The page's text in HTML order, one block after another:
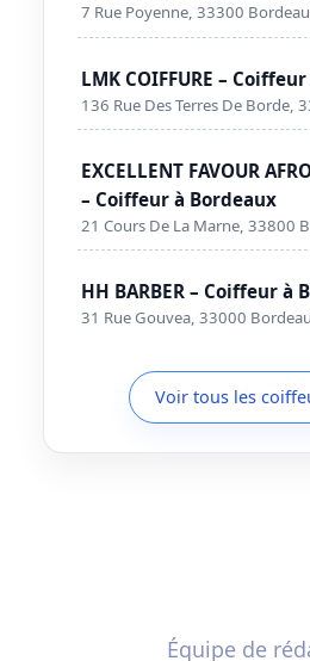
7 Rue Poyenne, 33300
LMK COIFFURE –
136 Rue Des Terres De Borde,
EXCELLENT FAVOUR
– Coiffeur à Bordeaux
21 Cours De La Marne, 33800
HH BARBER – Coiffeur à
31 Rue Gouvea, 33000
Voir tous les
Équipe de